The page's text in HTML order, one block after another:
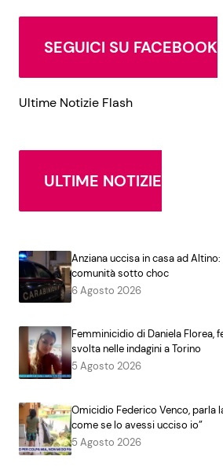
SEGUICI SU FACEBOOK
Ultime Notizie Flash
ULTIME NOTIZIE
Anziana uccisa in casa ad
comunità sotto choc
6 Agosto 2026
Femminicidio di Daniela Florea,
svolta nelle indagini a Torino
5 Agosto 2026
Omicidio Federico Venco, parla
come se lo avessi ucciso io”
5 Agosto 2026